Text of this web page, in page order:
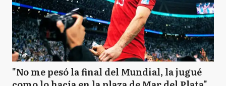
"No me pesó la final del Mundial, la jugué